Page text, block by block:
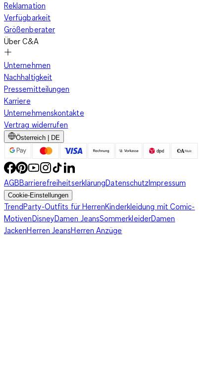
Reklamation
Verfügbarkeit
Größenberater
Über C&A
Unternehmen
Nachhaltigkeit
Pressemitteilungen
Karriere
Unternehmenskontakte
Vertrag widerrufen
Österreich | DE
AGBBarrierefreiheitserklärungDatenschutzImpressum
Cookie-Einstellungen
TrendParty-Outfits für HerrenKinderkleidung mit Comic-
MotivenDisneyDamen JeansSommerkleiderDamen
JackenHerren JeansHerren Anzüge